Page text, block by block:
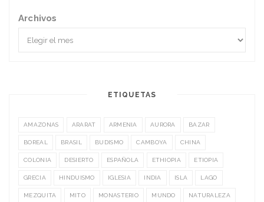
Archivos
ETIQUETAS
AMAZONAS ARARAT ARMENIA AURORA BAZAR
BOREAL BRASIL BUDISMO CAMBOYA CHINA
COLONIA DESIERTO ESPAÑOLA ETHIOPIA ETIOPIA
GRECIA HINDUISMO IGLESIA INDIA ISLA LAGO
MEZQUITA MITO MONASTERIO MUNDO NATURALEZA